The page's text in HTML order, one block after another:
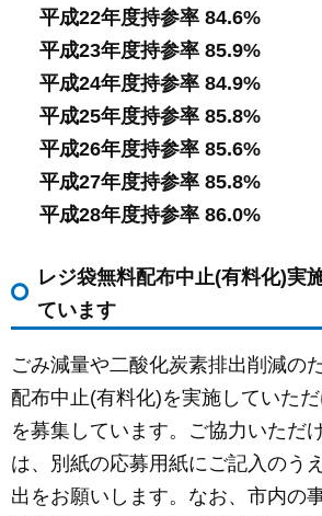
平成22年度持参率 84.6%
平成23年度持参率 85.9%
平成24年度持参率 84.9%
平成25年度持参率 85.8%
平成26年度持参率 85.6%
平成27年度持参率 85.8%
平成28年度持参率 86.0%
レジ袋無料配布中止(有料化)実
ています
ごみ減量や二酸化炭素排出削減の
配布中止(有料化)を実施していた
を募集しています。ご協力いただ
は、別紙の応募用紙にご記入のう
出をお願いします。なお、市内の